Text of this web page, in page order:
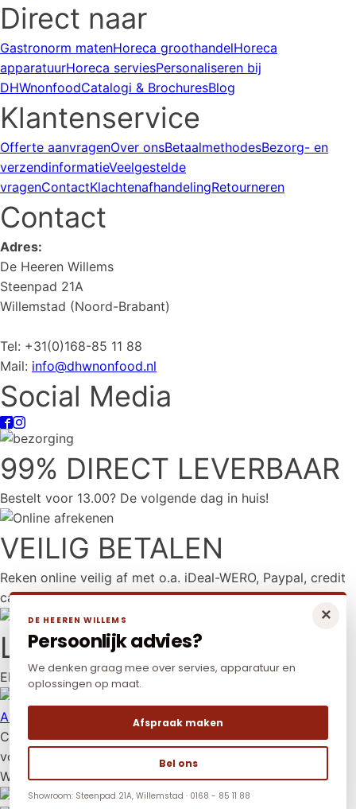
Direct naar
Gastronorm matenHoreca groothandelHoreca
apparatuurHoreca serviesPersonaliseren bij
DHWnonfoodCatalogi & BrochuresBlog
Klantenservice
Offerte aanvragenOver onsBetaalmethodesBezorg- en
verzendinformatieVeelgestelde
vragenContactKlachtenafhandelingRetourneren
Contact
Adres:
De Heeren Willems
Steenpad 21A
Willemstad (Noord-Brabant)
Tel: +31(0)168-85 11 88
Mail: info@dhwnonfood.nl
Social Media
99% DIRECT LEVERBAAR
Bestelt voor 13.00? De volgende dag in huis!
VEILIG BETALEN
Reken online veilig af met o.a. iDeal-WERO, Paypal, credit
card en Mr Cash.
LAAGSTE PRIJS
Elders goedkoper? Neem dan contact met ons op.
Algemene voorwaarden|Privacy policy
Copyright © 2026 De Heeren Willems. Alle rechten
voorbehouden.
Website:YZCommunicatie
×
DE HEEREN WILLEMS
Persoonlijk advies?
We denken graag mee over servies, apparatuur en
oplossingen op maat.
Afspraak maken
Bel ons
Showroom: Steenpad 21A, Willemstad · 0168 - 85 11 88